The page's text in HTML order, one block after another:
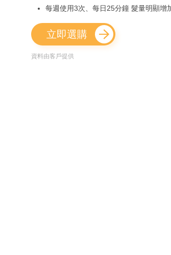
每週使用3次、每日25分鐘 髮量明顯增
立即選購
資料由客戶提供